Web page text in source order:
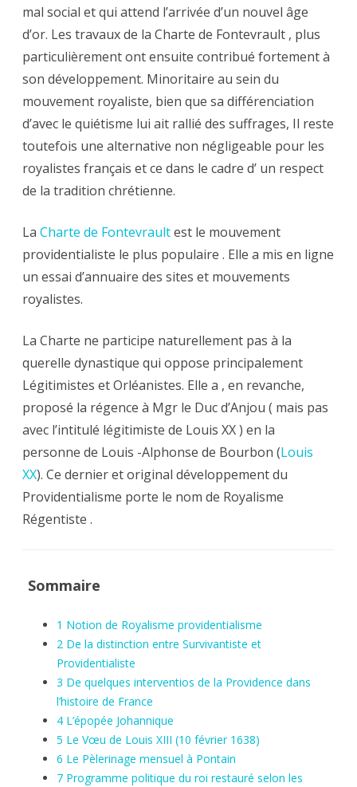
mal social et qui attend l’arrivée d’un nouvel âge
d’or. Les travaux de la Charte de Fontevrault , plus
particulièrement ont ensuite contribué fortement à
son développement. Minoritaire au sein du
mouvement royaliste, bien que sa différenciation
d’avec le quiétisme lui ait rallié des suffrages, Il reste
toutefois une alternative non négligeable pour les
royalistes français et ce dans le cadre d’ un respect
de la tradition chrétienne.
La Charte de Fontevraultest le mouvement
providentialiste le plus populaire . Elle a mis en ligne
un essai d’annuaire des sites et mouvements
royalistes.
La Charte ne participe naturellement pas à la
querelle dynastique qui oppose principalement
Légitimistes et Orléanistes. Elle a , en revanche,
proposé la régence à Mgr le Duc d’Anjou ( mais pas
avec l’intitulé légitimiste de Louis XX ) en la
personne de Louis -Alphonse de Bourbon (Louis
XX). Ce dernier et original développement du
Providentialisme porte le nom de Royalisme
Régentiste .
Sommaire
1 Notion de Royalisme providentialisme
2 De la distinction entre Survivantiste et
Providentialiste
3 De quelques interventios de la Providence dans
l’histoire de France
4 L’épopée Johannique
5 Le Vœu de Louis XIII (10 février 1638)
6 Le Pèlerinage mensuel à Pontain
7 Programme politique du roi restauré selon les